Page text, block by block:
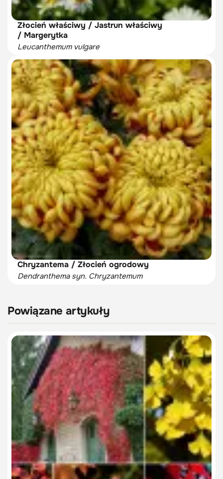
Złocień właściwy / Jastrun właściwy
/ Margerytka
Leucanthemum vulgare
Chryzantema / Złocień ogrodowy
Dendranthema syn. Chryzantemum
Powiązane artykuły